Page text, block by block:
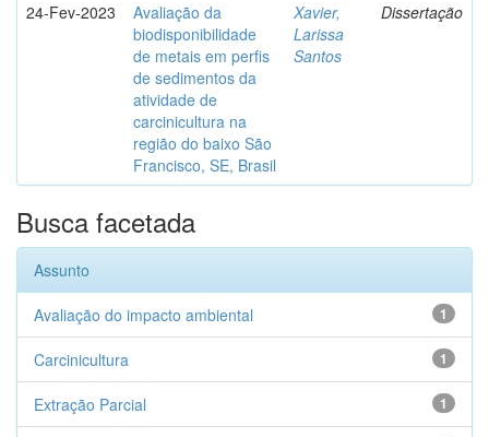
24-Fev-2023
Avaliação da
biodisponibilidade
de metais em perfis
de sedimentos da
atividade de
carcinicultura na
região do baixo São
Francisco, SE, Brasil
Xavier,
Larissa
Santos
Dissertação
Busca facetada
Assunto
1
Avaliação do impacto ambiental
1
Carcinicultura
1
Extração Parcial